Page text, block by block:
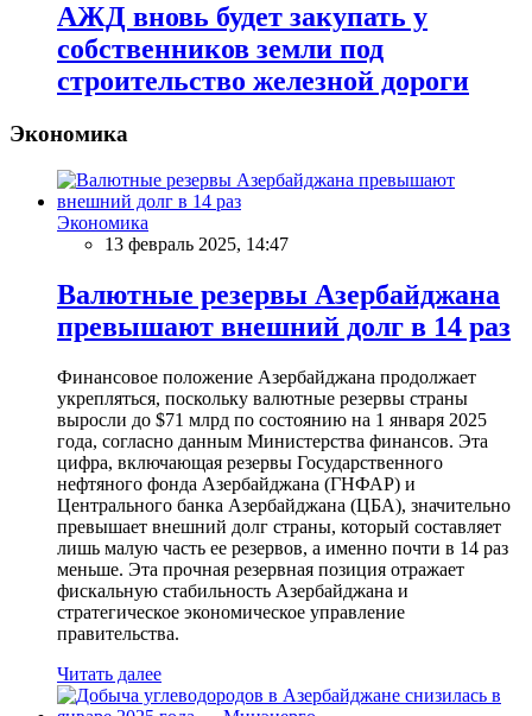
АЖД вновь будет закупать у
собственников земли под
строительство железной дороги
Экономика
Экономика
13 февраль 2025, 14:47
Валютные резервы Азербайджана
превышают внешний долг в 14 раз
Финансовое положение Азербайджана продолжает
укрепляться, поскольку валютные резервы страны
выросли до $71 млрд по состоянию на 1 января 2025
года, согласно данным Министерства финансов. Эта
цифра, включающая резервы Государственного
нефтяного фонда Азербайджана (ГНФАР) и
Центрального банка Азербайджана (ЦБА), значительно
превышает внешний долг страны, который составляет
лишь малую часть ее резервов, а именно почти в 14 раз
меньше. Эта прочная резервная позиция отражает
фискальную стабильность Азербайджана и
стратегическое экономическое управление
правительства.
Читать далее